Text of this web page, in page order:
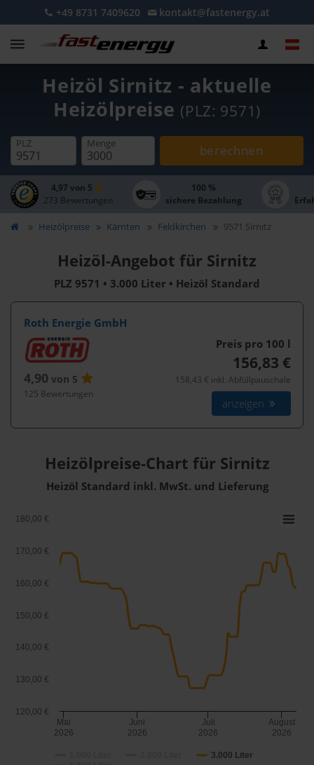
+49 8731 7409620 kontakt@fastenergy.at
Heizöl Sirnitz - aktuelle
Heizölpreise (PLZ: 9571)
PLZ Menge berechnen
4,97 von 5
273 Bewertungen
100 %
sichere Bezahlung
Heizölpreise Kärnten Feldkirchen 9571 Sirnitz
Heizöl-Angebot für Sirnitz
PLZ 9571 • 3.000 Liter • Heizöl Standard
Roth Energie GmbH
4,90 von 5
125 Bewertungen
Preis pro 100 l
156,83 €
158,43 € inkl. Abfüllpauschale
anzeigen
Heizölpreise-Chart für Sirnitz
Heizöl Standard inkl. MwSt. und Lieferung
3.000 Liter
Mai
2026
Juni
2026
Juli
2026
August
2026
120,00 €
130,00 €
140,00 €
150,00 €
160,00 €
170,00 €
180,00 €